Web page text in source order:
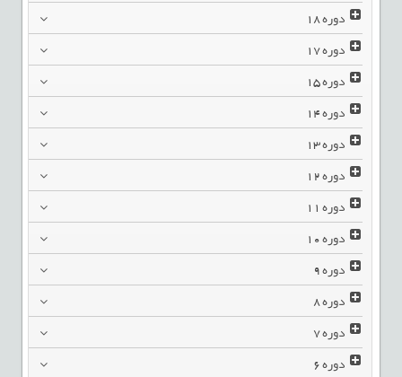
دوره18
دوره17
دوره15
دوره14
دوره13
دوره12
دوره11
دوره10
دوره9
دوره8
دوره7
دوره6